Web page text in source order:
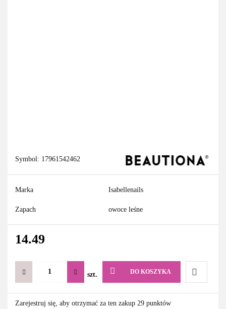
Symbol: 17961542462
Marka Isabellenails
Zapach owoce leśne
14.49
szt. DO KOSZYKA
Do
Zarejestruj się, aby otrzymać za ten zakup 29 punktów